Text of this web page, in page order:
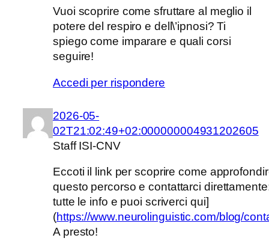
Vuoi scoprire come sfruttare al meglio il
potere del respiro e dell\’ipnosi? Ti
spiego come imparare e quali corsi
seguire!
Accedi per rispondere
2026-05-
02T21:02:49+02:000000004931202605
Staff ISI-CNV
Eccoti il link per scoprire come
questo percorso e contattarci
tutte le info e puoi scriverci qui]
(https://www.neurolinguistic.com/blog/
A presto!